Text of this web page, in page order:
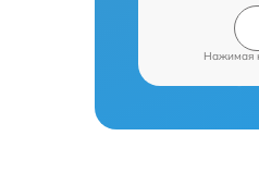
Нажимая